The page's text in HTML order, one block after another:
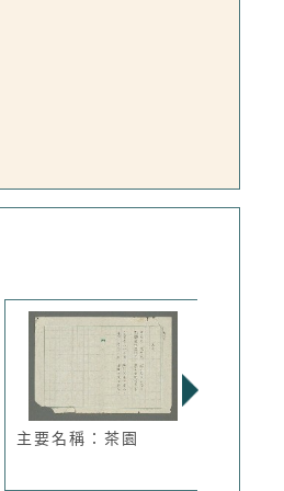
主要名稱：茶園